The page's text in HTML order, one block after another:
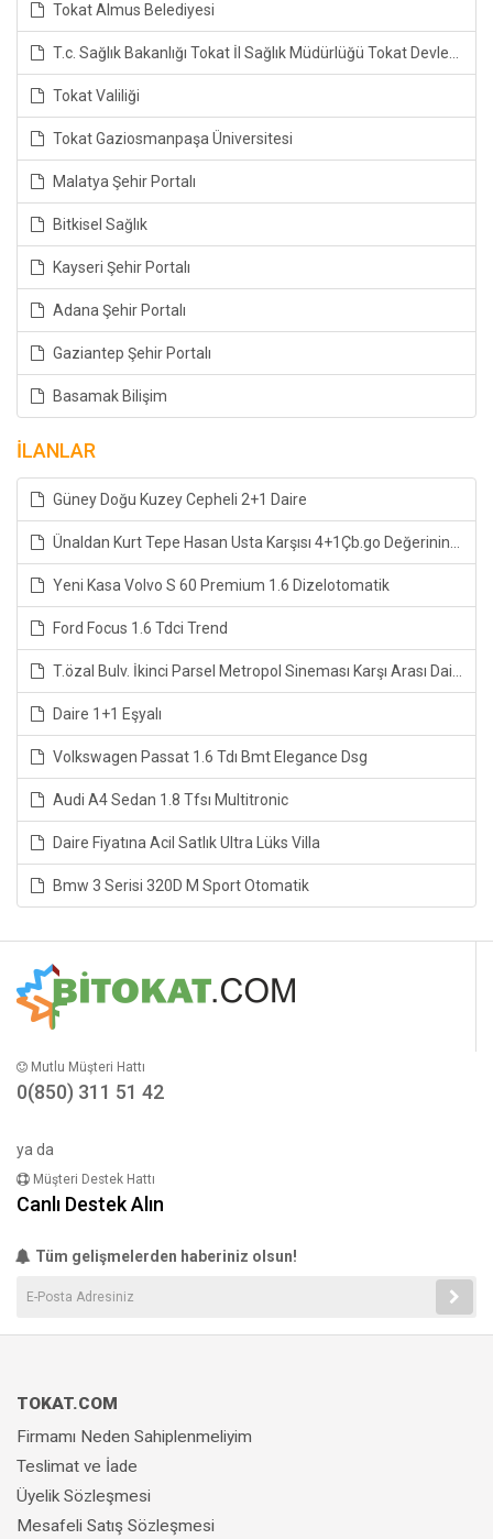
Tokat Almus Belediyesi
T.c. Sağlık Bakanlığı Tokat İl Sağlık Müdürlüğü Tokat Devlet Hastanesi
Tokat Valiliği
Tokat Gaziosmanpaşa Üniversitesi
Malatya Şehir Portalı
Bitkisel Sağlık
Kayseri Şehir Portalı
Adana Şehir Portalı
Gaziantep Şehir Portalı
Basamak Bilişim
İLANLAR
Güney Doğu Kuzey Cepheli 2+1 Daire
Ünaldan Kurt Tepe Hasan Usta Karşısı 4+1Çb.go Değerinin Altında
Yeni Kasa Volvo S 60 Premium 1.6 Dizelotomatik
Ford Focus 1.6 Tdci Trend
T.özal Bulv. İkinci Parsel Metropol Sineması Karşı Arası Daire
Daire 1+1 Eşyalı
Volkswagen Passat 1.6 Tdı Bmt Elegance Dsg
Audi A4 Sedan 1.8 Tfsı Multitronic
Daire Fiyatına Acil Satlık Ultra Lüks Villa
Bmw 3 Serisi 320D M Sport Otomatik
Mutlu Müşteri Hattı
0(850) 311 51 42
ya da
Müşteri Destek Hattı
Canlı Destek Alın
Tüm gelişmelerden haberiniz olsun!
TOKAT.COM
Firmamı Neden Sahiplenmeliyim
Teslimat ve İade
Üyelik Sözleşmesi
Mesafeli Satış Sözleşmesi